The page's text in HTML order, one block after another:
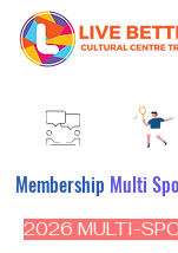
Multi
Membership
2026 MULTI-